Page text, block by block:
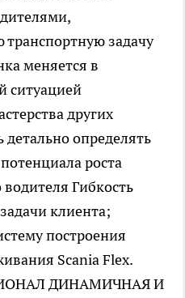
задачу
меняется в
ситуацией
других
определять
роста
Гибкость
клиента;
построения
Scania Flex.
ДИНАМИЧНАЯ И